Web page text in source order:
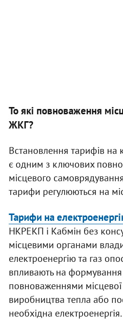
То які повноваження
ЖКГ?
Встановлення тарифів на
є одним з ключових
місцевого
тарифи регулюються на
Тарифи на
НКРЕКП і Кабмін без
місцевими органами
електроенергію та газ
впливають на формування
повноваженнями
виробництва тепла або
необхідна електроенергія.